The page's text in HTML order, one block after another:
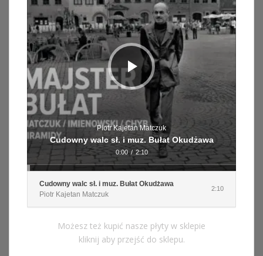
Piotr Kajetan Matczuk
Cudowny walc sł. i muz. Bułat Okudżawa
0:00 / 2:10
Cudowny walc sł. i muz. Bułat Okudżawa
Piotr Kajetan Matczuk
2:10
Możesz też kupić nasze płyty w sklepie
kliknij aby przejść do sklepu.